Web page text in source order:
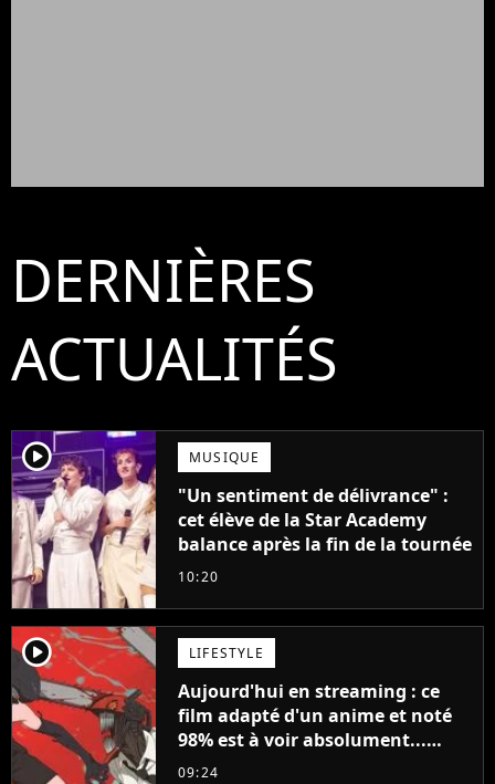
DERNIÈRES
ACTUALITÉS
player2 MUSIQUE
"Un sentiment de délivrance" :
cet élève de la Star Academy
balance après la fin de la tournée
10:20
player2 LIFESTYLE
Aujourd'hui en streaming : ce
film adapté d'un anime et noté
98% est à voir absolument...
sinon vous ne comprendrez plus
09:24